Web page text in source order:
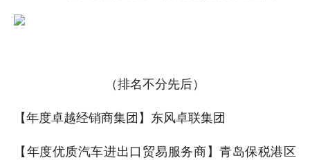
（排名不分先后）
【年度卓越经销商集团】东风卓联集团
【年度优质汽车进出口贸易服务商】青岛保税港区